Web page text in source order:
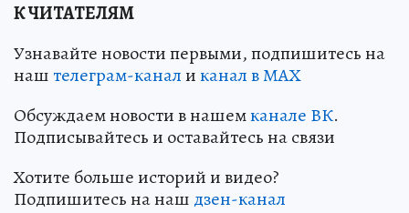
К ЧИТАТЕЛЯМ
Узнавайте новости первыми, подпишитесь на
наштелеграм-каналиканал в МАХ
Обсуждаем новости в нашемканале ВК.
Подписывайтесь и оставайтесь на связи
Хотите больше историй и видео?
Подпишитесь на наш дзен-канал